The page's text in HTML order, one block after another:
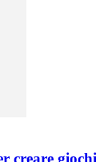
creare giochi